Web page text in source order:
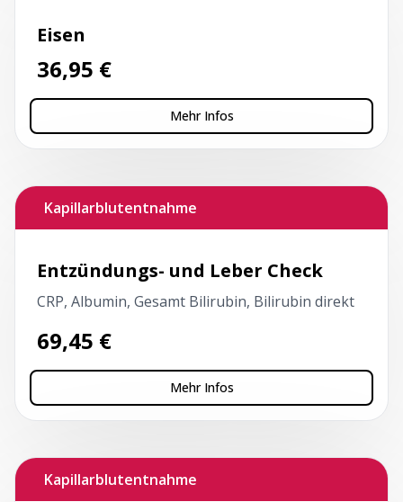
Eisen
36,95 €
Mehr Infos
Kapillarblutentnahme
Entzündungs- und Leber Check
CRP, Albumin, Gesamt Bilirubin, Bilirubin direkt
69,45 €
Mehr Infos
Kapillarblutentnahme